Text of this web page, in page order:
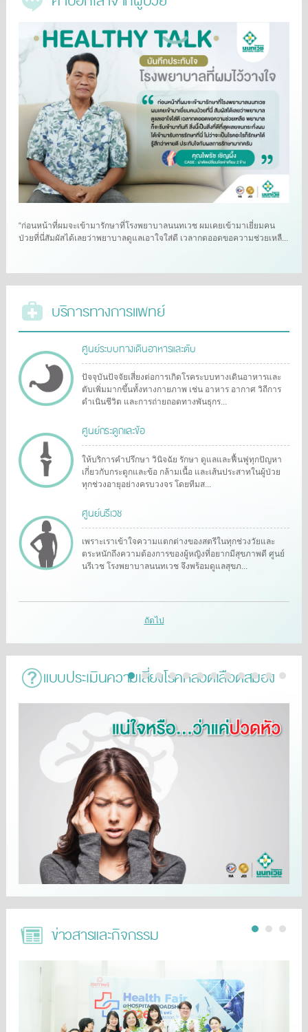
“ก่อนหน้าที่ผมจะเข้ามารักษาที่โรงพยาบาลนนทเวช ผมเคยเข้ามาเยี่ยมคน
ป่วยที่นี่สัมผัสได้เลยว่าพยาบาลดูแลเอาใจใส่ดี เวลากดออดขอความช่วยเหลื...
บริการทางการแพทย์
ศูนย์ระบบทางเดินอาหารและตับ
ปัจจุบันปัจจัยเสี่ยงต่อการเกิดโรคระบบทางเดินอาหารและ
ตับเพิ่มมากขึ้นทั้งทางกายภาพ เช่น อาหาร อากาศ วิถีการ
ดำเนินชีวิต และการถ่ายถอดทางพันธุกร...
ศูนย์กระดูกและข้อ
ให้บริการคำปรึกษา วินิจฉัย รักษา ดูแลและฟื้นฟูทุกปัญหา
เกี่ยวกับกระดูกและข้อ กล้ามเนื้อ และเส้นประสาทในผู้ป่วย
ทุกช่วงอายุอย่างครบวงจร โดยทีมส...
ศูนย์นรีเวช
เพราะเราเข้าใจความแตกต่างของสตรีในทุกช่วงวัยและ
ตระหนักถึงความต้องการของผู้หญิงที่อยากมีสุขภาพดี ศูนย์
นรีเวช โรงพยาบาลนนทเวช จึงพร้อมดูแลสุขภ...
ถัดไป
แบบประเมินความเสี่ยงโรคหลอดเลือดสมอง
ข่าวสารและกิจกรรม